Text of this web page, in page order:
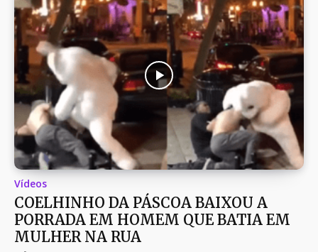
Vídeos
COELHINHO DA PÁSCOA BAIXOU A
PORRADA EM HOMEM QUE BATIA EM
MULHER NA RUA